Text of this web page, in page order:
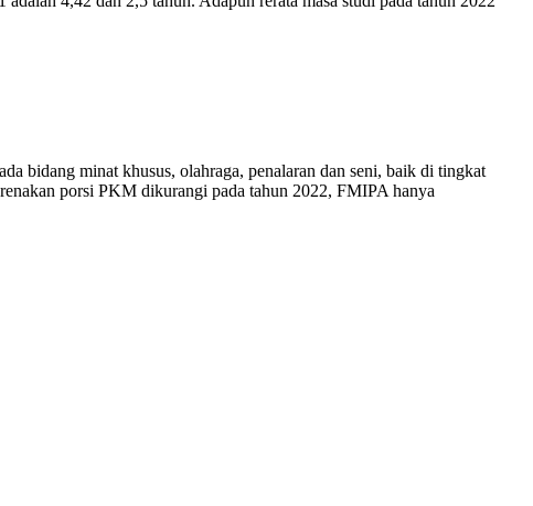
bidang minat khusus, olahraga, penalaran dan seni, baik di tingkat
porsi PKM dikurangi pada tahun 2022, FMIPA hanya